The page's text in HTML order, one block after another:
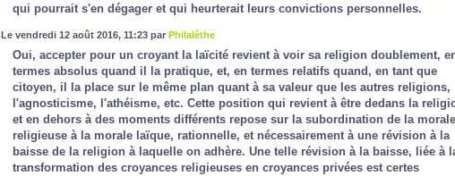
qui pourrait s'en dégager et qui heurterait leurs convictions personnelles.
Le vendredi 12 août 2016, 11:23 par Philalèthe
Oui, accepter pour un croyant la laïcité revient à voir sa religion doublement,
termes absolus quand il la pratique, et, en termes relatifs quand, en tant que
citoyen, il la place sur le même plan quant à sa valeur que les autres religions,
l'agnosticisme, l'athéisme, etc. Cette position qui revient à être dedans la
et en dehors à des moments différents repose sur la subordination de la morale
religieuse à la morale laïque, rationnelle, et nécessairement à une révision à la
baisse de la religion à laquelle on adhère. Une telle révision à la baisse, liée à
transformation des croyances religieuses en croyances privées est certes